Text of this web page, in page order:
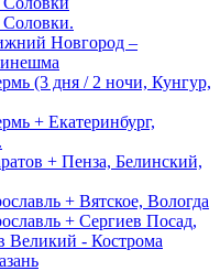
Новгород –
(3 дня / 2 ночи, Кунгур,
+ Екатеринбург,
+ Пенза, Белинский,
+ Вятское, Вологда
+ Сергиев Посад,
Великий - Кострома